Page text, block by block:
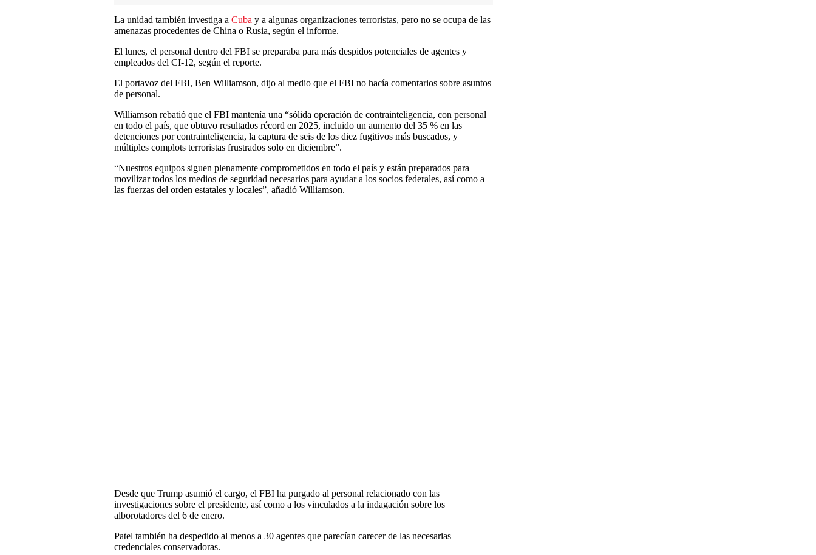
La unidad también investiga a Cuba y a algunas organizaciones terroristas, pero no se ocupa de las
amenazas procedentes de China o Rusia, según el informe.
El lunes, el personal dentro del FBI se preparaba para más despidos potenciales de agentes y
empleados del CI-12, según el reporte.
El portavoz del FBI, Ben Williamson, dijo al medio que el FBI no hacía comentarios sobre asuntos
de personal.
Williamson rebatió que el FBI mantenía una “sólida operación de contrainteligencia, con personal
en todo el país, que obtuvo resultados récord en 2025, incluido un aumento del 35 % en las
detenciones por contrainteligencia, la captura de seis de los diez fugitivos más buscados, y
múltiples complots terroristas frustrados solo en diciembre”.
“Nuestros equipos siguen plenamente comprometidos en todo el país y están preparados para
movilizar todos los medios de seguridad necesarios para ayudar a los socios federales, así como a
las fuerzas del orden estatales y locales”, añadió Williamson.
Desde que Trump asumió el cargo, el FBI ha purgado al personal relacionado con las
investigaciones sobre el presidente, así como a los vinculados a la indagación sobre los
alborotadores del 6 de enero.
Patel también ha despedido al menos a 30 agentes que parecían carecer de las necesarias
credenciales conservadoras.